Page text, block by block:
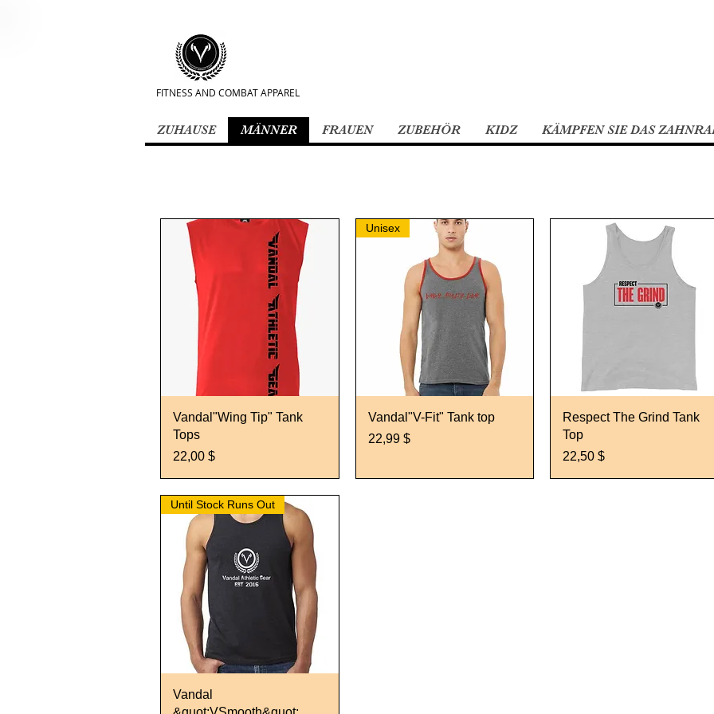
FITNESS AND COMBAT APPAREL
ZUHAUSE MÄNNER FRAUEN ZUBEHÖR KIDZ KÄMPFEN SIE DAS
Schnellansicht
Vandal"Wing Tip" Tank
Tops
Preis
22,00 $
Schnellansicht
Unisex
Vandal"V-Fit" Tank top
Preis
22,99 $
Schnellansicht
Respect The Grind Tank
Top
Preis
22,50 $
Until Stock Runs Out
Vandal